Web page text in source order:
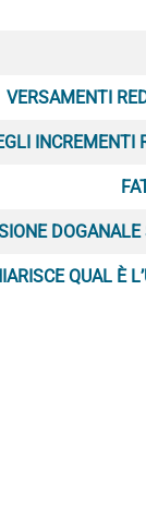
VERSAMENTI
INCREMENTI
QUAL È